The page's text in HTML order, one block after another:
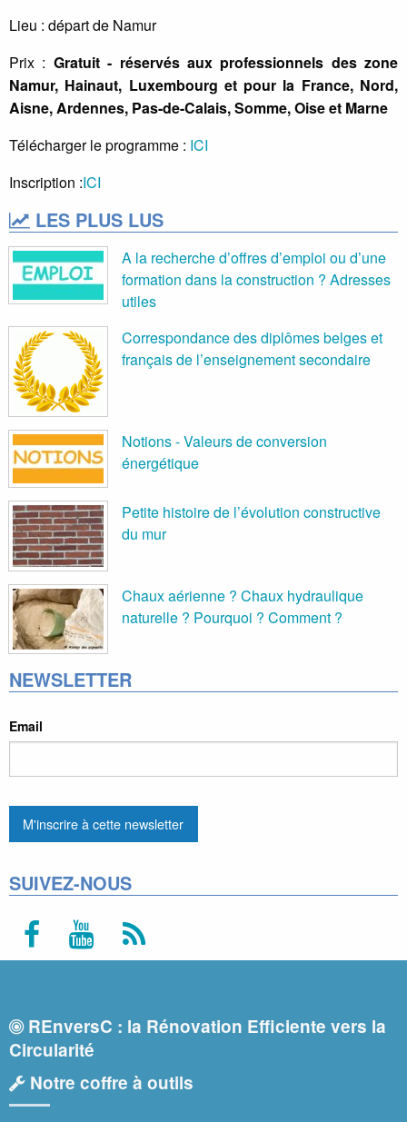
Lieu : départ de Namur
Prix : Gratuit - réservés aux professionnels des zone
Namur, Hainaut, Luxembourg et pour la France, Nord,
Aisne, Ardennes, Pas-de-Calais, Somme, Oise et Marne
Télécharger le programme : ICI
Inscription :ICI
LES PLUS LUS
A la recherche d’offres d’emploi ou d’une
formation dans la construction ? Adresses
utiles
Correspondance des diplômes belges et
français de l’enseignement secondaire
Notions - Valeurs de conversion
énergétique
Petite histoire de l’évolution constructive
du mur
Chaux aérienne ? Chaux hydraulique
naturelle ? Pourquoi ? Comment ?
NEWSLETTER
Email
SUIVEZ-NOUS
REnversC : la Rénovation Efficiente vers la
Circularité
Notre coffre à outils